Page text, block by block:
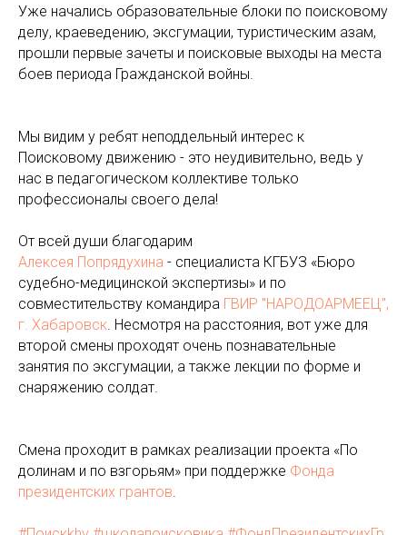
Уже начались образовательные блоки по поисковому
делу, краеведению, эксгумации, туристическим азам,
прошли первые зачеты и поисковые выходы на места
боев периода Гражданской войны.
Мы видим у ребят неподдельный интерес к
Поисковому движению - это неудивительно, ведь у
нас в педагогическом коллективе только
профессионалы своего дела!
От всей души благодарим
Алексея Попрядухина - специалиста КГБУЗ «Бюро
судебно-медицинской экспертизы» и по
совместительству командира ГВИР "НАРОДОАРМЕЕЦ",
г. Хабаровск. Несмотря на расстояния, вот уже для
второй смены проходят очень познавательные
занятия по эксгумации, а также лекции по форме и
снаряжению солдат.
Смена проходит в рамках реализации проекта «По
долинам и по взгорьям» при поддержке Фонда
президентских грантов.